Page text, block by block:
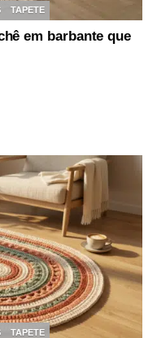
TAPETE
em barbante que
TAPETE